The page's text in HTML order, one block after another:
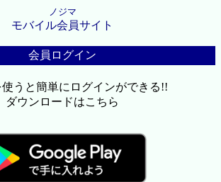
ノジマ
モバイル会員サイト
会員ログイン
うと簡単にログインができる!!
ダウンロードはこちら